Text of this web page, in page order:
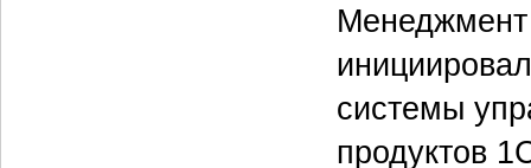
системы
продуктов